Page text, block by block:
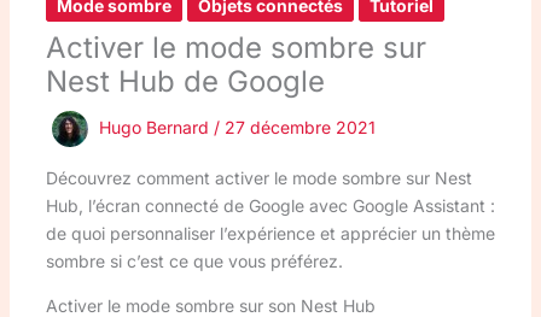
Mode sombre Objets connectés Tutoriel
Activer le mode sombre sur
Nest Hub de Google
Hugo Bernard / 27 décembre 2021
Découvrez comment activer le mode sombre sur Nest
Hub, l’écran connecté de Google avec Google Assistant :
de quoi personnaliser l’expérience et apprécier un thème
sombre si c’est ce que vous préférez.
Activer le mode sombre sur son Nest Hub